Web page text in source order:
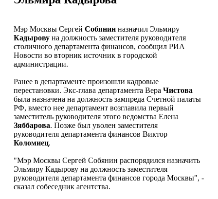
Мэр Москвы Сергей Собянин назначил Эльмиру
Кадырову на должность заместителя руководителя
столичного департамента финансов, сообщил РИА
Новости во вторник источник в городской
администрации.
Ранее в департаменте произошли кадровые
перестановки. Экс-глава департамента Вера Чистова
была назначена на должность зампреда Счетной палаты
РФ, вместо нее департамент возглавила первый
заместитель руководителя этого ведомства Елена
Зяббарова. Позже был уволен заместителя
руководителя департамента финансов Виктор
Коломиец.
"Мэр Москвы Сергей Собянин распорядился назначить
Эльмиру Кадырову на должность заместителя
руководителя департамента финансов города Москвы", -
сказал собеседник агентства.